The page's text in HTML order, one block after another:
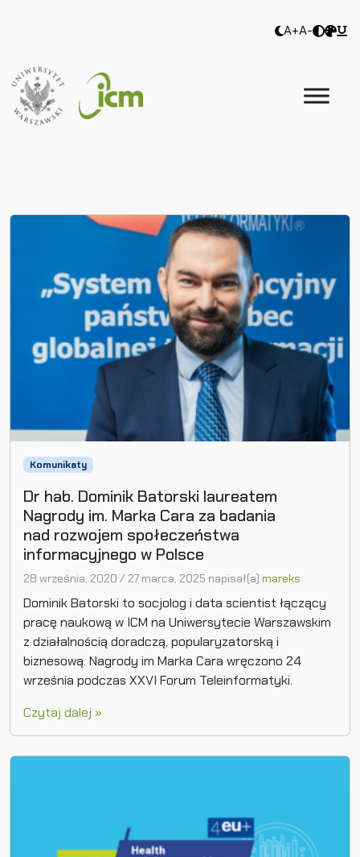
A+A-
Komunikaty
Dr hab. Dominik Batorski laureatem
Nagrody im. Marka Cara za badania
nad rozwojem społeczeństwa
informacyjnego w Polsce
28 września, 2020 / 27 marca, 2025 napisał(a) mareks
Dominik Batorski to socjolog i data scientist łączący
pracę naukową w ICM na Uniwersytecie Warszawskim
z działalnością doradczą, popularyzatorską i
biznesową. Nagrody im Marka Cara wręczono 24
września podczas XXVI Forum Teleinformatyki.
Czytaj dalej »